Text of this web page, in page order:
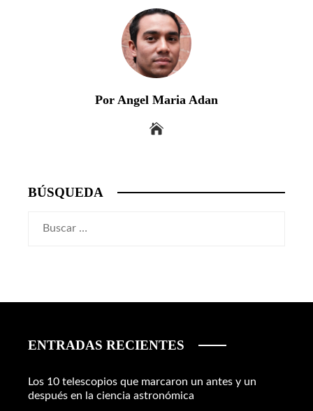
Por Angel Maria Adan
BÚSQUEDA
ENTRADAS RECIENTES
Los 10 telescopios que marcaron un antes y un
después en la ciencia astronómica